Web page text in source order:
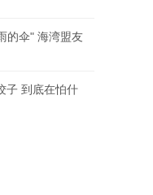
的伞" 海湾盟友
子 到底在怕什